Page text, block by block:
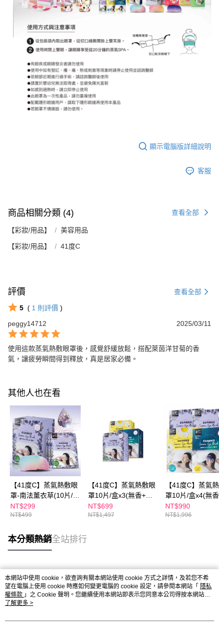
顯示電腦版詳細說明
客服
商品相關分類 (4) 查看全部
【彩妝/用品】 美容用品
【彩妝/用品】 41度C
評價 查看全部
5 ( 1 則評價 )
peggy14712
2025/03/11
使用這款蒸氣熱敷眼罩後，感覺舒緩放鬆，搭配萊茵洋甘菊的香
氣，讓疲勞瞬間得到釋放，真是居家必備。
其他人也在看
【41度C】蒸氣熱敷眼
罩-南法薰衣草(10片/
盒)
NT$299
NT$499
【41度C】蒸氣熱敷眼
罩10片/盒x3(無香+洋
甘菊+薰衣草)
NT$699
NT$1,497
【41度C】蒸氣
罩10片/盒x4(無
菊/薰衣草)
NT$990
NT$1,996
本分類熱銷全站排行
熱門標籤
本網站中使用 cookie，欲查詢有關本網站使用 cookie 方式之詳情，及若您不希
望在電腦上使用 cookie 時應如何變更電腦的 cookie 設定，請參閱本網站「 隱私
權條款 」之 Cookie 聲明。您繼續使用本網站即表示您同意本公司得按本網站使
用條款之 Cookie 聲明使用 cookie。
了解更多 >